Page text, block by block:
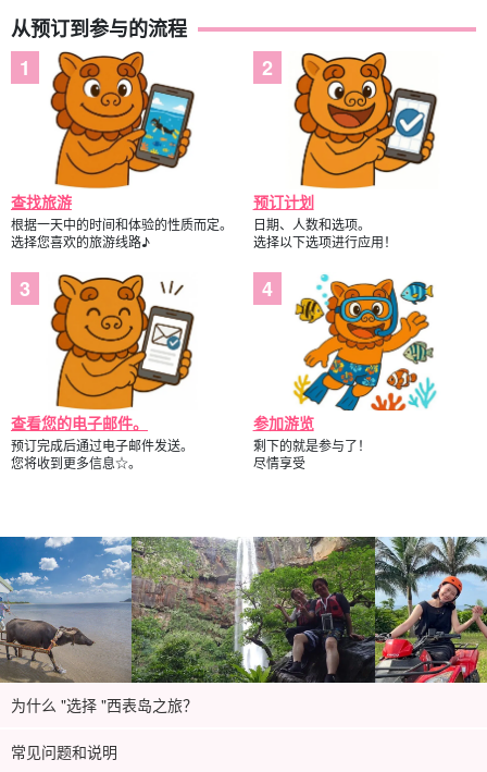
导游提供良好的支持。
此欢迎各年龄段的儿童和不擅长游泳的儿童参加！
免费照片数据礼物
在游览过程中，导游将免费为您拍照并提供数据。
从预订到参与的流程
查找旅游
根据一天中的时间和体验的性质而定。
选择您喜欢的旅游线路♪
预订计划
日期、人数和选项。
选择以下选项进行应用！
查看您的电子邮件。
预订完成后通过电子邮件发送。
您将收到更多信息☆。
参加游览
剩下的就是参与了！
尽情享受
为什么 "选择 "西表岛之旅？
常见问题和说明